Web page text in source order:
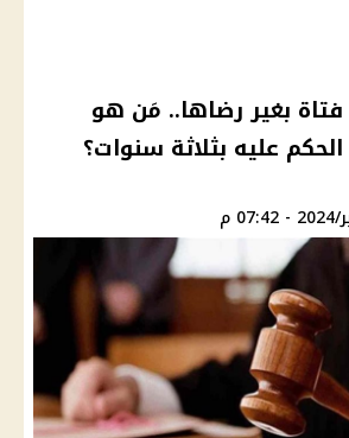
بغير رضاها.. مَن هو
عليه بثلاثة سنوات؟